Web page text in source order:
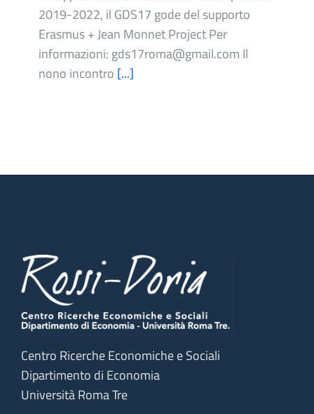
2019-2022, il GDS17 gode del supporto
Erasmus + Jean Monnet Project Per
informazioni: gds17roma@gmail.com Il
nono incontro [...]
Centro Ricerche Economiche e Sociali
Dipartimento di Economia
Università Roma Tre